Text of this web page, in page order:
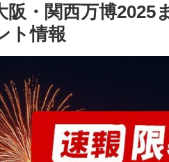
阪・関西万博
ト情報